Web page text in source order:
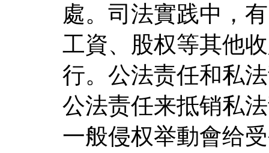
處。司法實践中，
工資、股权等其他
行。公法责任和私
公法责任来抵销私
一般侵权举動會给